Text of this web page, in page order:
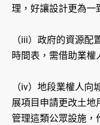
理，好讓設計更為一
（iii）政府的資源
時間表，需借助業
（iv）地段業權人
展項目申請更改土地
管理這類公眾設施，